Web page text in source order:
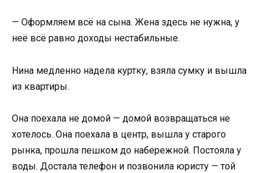
— Оформляем всё на сына. Жена здесь не нужна, у
неё всё равно доходы нестабильные.
Нина медленно надела куртку, взяла сумку и вышла
из квартиры.
Она поехала не домой — домой возвращаться не
хотелось. Она поехала в центр, вышла у старого
рынка, прошла пешком до набережной. Постояла у
воды. Достала телефон и позвонила юристу — той